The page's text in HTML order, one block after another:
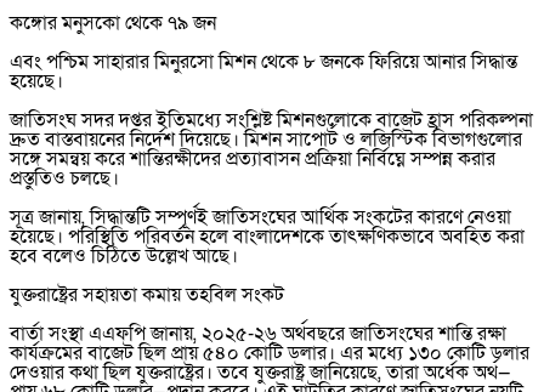
কঙ্গোর মনুসকো থেকে ৭৯ জন
এবং পশ্চিম সাহারার মিনুরসো মিশন থেকে ৮ জনকে ফিরিয়ে আনার সিদ্ধান্ত
হয়েছে।
জাতিসংঘ সদর দপ্তর ইতিমধ্যে সংশ্লিষ্ট মিশনগুলোকে বাজেট হ্রাস পরিকল্পনা
দ্রুত বাস্তবায়নের নির্দেশ দিয়েছে। মিশন সাপোর্ট ও লজিস্টিক বিভাগগুলোর
সঙ্গে সমন্বয় করে শান্তিরক্ষীদের প্রত্যাবাসন প্রক্রিয়া নির্বিঘ্নে সম্পন্ন করার
প্রস্তুতিও চলছে।
সূত্র জানায়, সিদ্ধান্তটি সম্পূর্ণই জাতিসংঘের আর্থিক সংকটের কারণে নেওয়া
হয়েছে। পরিস্থিতি পরিবর্তন হলে বাংলাদেশকে তাৎক্ষণিকভাবে অবহিত করা
হবে বলেও চিঠিতে উল্লেখ আছে।
যুক্তরাষ্ট্রের সহায়তা কমায় তহবিল সংকট
বার্তা সংস্থা এএফপি জানায়, ২০২৫-২৬ অর্থবছরে জাতিসংঘের শান্তি রক্ষা
কার্যক্রমের বাজেট ছিল প্রায় ৫৪০ কোটি ডলার। এর মধ্যে ১৩০ কোটি ডলার
দেওয়ার কথা ছিল যুক্তরাষ্ট্রের। তবে যুক্তরাষ্ট্র জানিয়েছে, তারা অর্ধেক অর্থ—